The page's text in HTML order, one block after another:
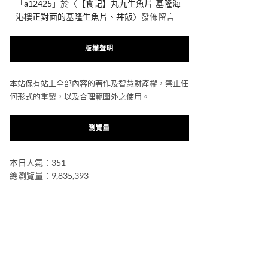
「a12425 」於〈 【食記】丸九生魚片-基隆海
港樓正對面的基隆生魚片、丼飯〉發佈留言
版權聲明
本站保有站上全部內容的著作及智慧財產權，禁止任
何形式的重製，以及合理範圍外之使用。
瀏覽量
本日人氣：351
總瀏覽量：9,835,393